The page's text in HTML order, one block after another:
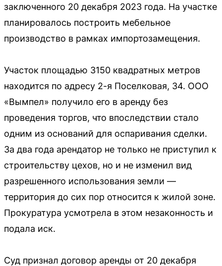
заключенного 20 декабря 2023 года. На участке
планировалось построить мебельное
производство в рамках импортозамещения.
Участок площадью 3150 квадратных метров
находится по адресу 2-я Поселковая, 34. ООО
«Вымпел» получило его в аренду без
проведения торгов, что впоследствии стало
одним из оснований для оспаривания сделки.
За два года арендатор не только не приступил к
строительству цехов, но и не изменил вид
разрешенного использования земли —
территория до сих пор относится к жилой зоне.
Прокуратура усмотрела в этом незаконность и
подала иск.
Суд признал договор аренды от 20 декабря